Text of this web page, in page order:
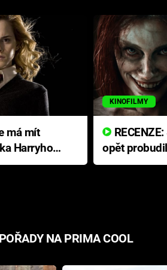
má mít
Harryho
KINOFILMY
opět
přichází s
NA PRIMA COOL